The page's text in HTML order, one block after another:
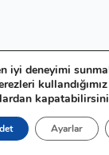
iyi deneyimi
Ayarlar